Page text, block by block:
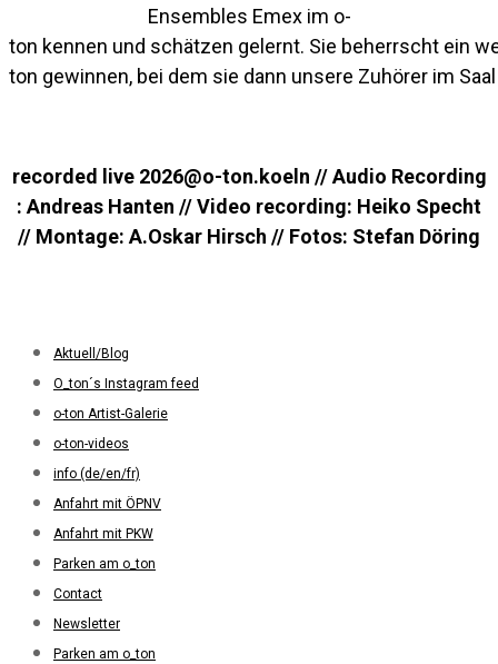
Ensembles Emex im o-
ton kennen und schätzen gelernt. Sie beherrscht ein
ton gewinnen, bei dem sie dann unsere Zuhörer im
recorded live 2026@o-ton.koeln //Audio Recording
: Andreas Hanten // Video recording: Heiko Specht
// Montage: A.Oskar Hirsch // Fotos: Stefan Döring
Aktuell/Blog
O_ton´s Instagram feed
o-ton Artist-Galerie
o-ton-videos
info (de/en/fr)
Anfahrt mit ÖPNV
Anfahrt mit PKW
Parken am o_ton
Contact
Newsletter
Parken am o_ton